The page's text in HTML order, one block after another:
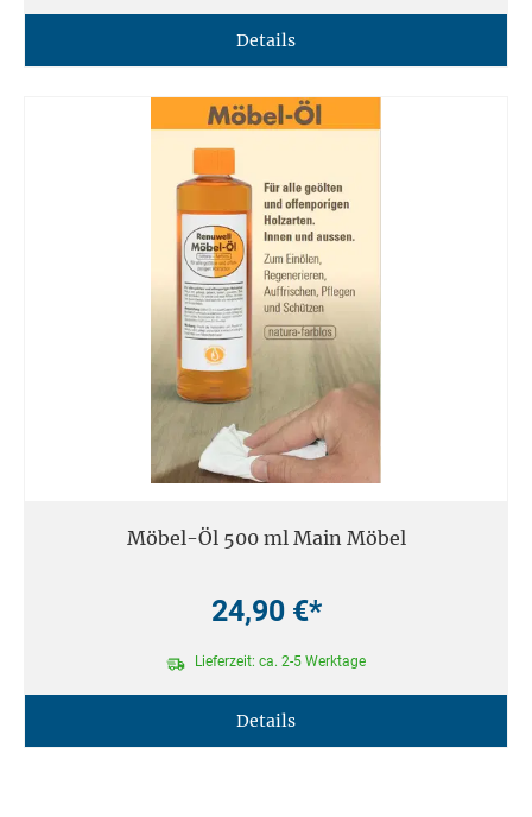
Details
Möbel-Öl 500 ml Main Möbel
24,90 €*
Lieferzeit: ca. 2-5 Werktage
Details